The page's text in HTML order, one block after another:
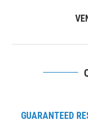
GUARANTEED